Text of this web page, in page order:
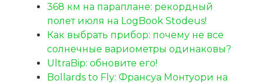
368 км на параплане: рекордный
полет июля на LogBook Stodeus!
Как выбрать прибор: почему не все
солнечные вариометры одинаковы?
UltraBip: обновите его!
Bollards to Fly: Франсуа Монтуори на